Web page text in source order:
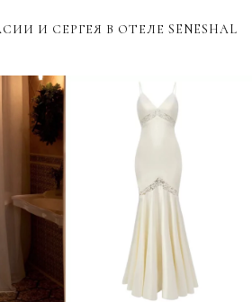
И СЕРГЕЯ В ОТЕЛЕ SENESHAL